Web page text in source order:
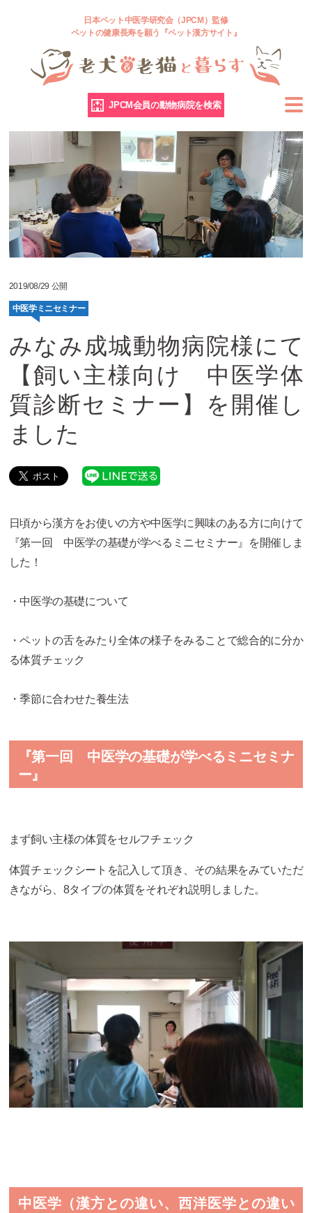
日本ペット中医学研究会（JPCM）監修
ペットの健康長寿を願う『ペット漢方サイト』
JPCM会員の動物病院を検索
2019/08/29 公開
中医学ミニセミナー
みなみ成城動物病院様にて
【飼い主様向け 中医学体
質診断セミナー】を開催し
ました
日頃から漢方をお使いの方や中医学に興味のある方に向けて
『第一回 中医学の基礎が学べるミニセミナー』を開催しま
した！
・中医学の基礎について
・ペットの舌をみたり全体の様子をみることで総合的に分か
る体質チェック
・季節に合わせた養生法
『第一回 中医学の基礎が学べるミニセミナ
ー』
まず飼い主様の体質をセルフチェック
体質チェックシートを記入して頂き、その結果をみていただ
きながら、8タイプの体質をそれぞれ説明しました。
中医学（漢方との違い、西洋医学との違い